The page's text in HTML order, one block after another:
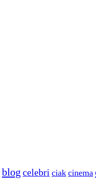
blog celebri ciak cinema